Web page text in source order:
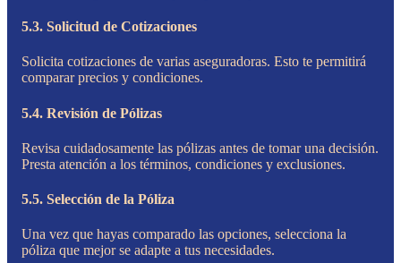
5.3. Solicitud de Cotizaciones
Solicita cotizaciones de varias aseguradoras. Esto te permitirá
comparar precios y condiciones.
5.4. Revisión de Pólizas
Revisa cuidadosamente las pólizas antes de tomar una decisión.
Presta atención a los términos, condiciones y exclusiones.
5.5. Selección de la Póliza
Una vez que hayas comparado las opciones, selecciona la
póliza que mejor se adapte a tus necesidades.